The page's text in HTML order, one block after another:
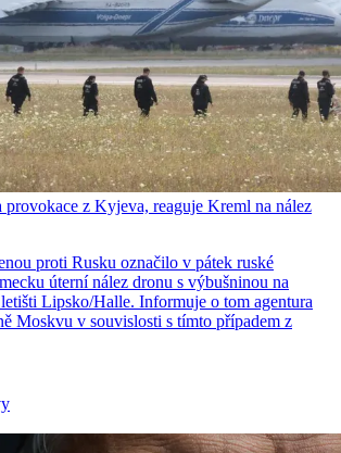
provokace z Kyjeva, reaguje Kreml na nález
proti Rusku označilo v pátek ruské
úterní nález dronu s výbušninou na
Lipsko/Halle. Informuje o tom agentura
Moskvu v souvislosti s tímto případem z